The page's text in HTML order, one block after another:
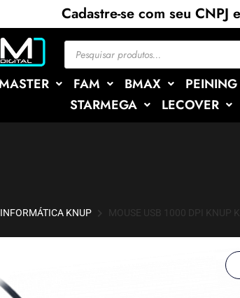
Cadastre-se com seu
FAM BMAX PEINING
STARMEGA
LECOVER
INFORMÁTICA KNUP MOUSE USB 1000 DPI KNUP